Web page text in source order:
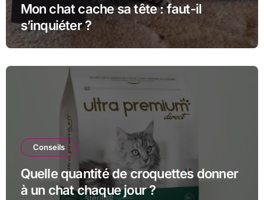
Mon chat cache sa tête : faut-il
s’inquiéter ?
Conseils
Quelle quantité de croquettes donner
à un chat chaque jour ?